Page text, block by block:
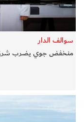
وثائقيات الخور
فن وثقافة
كوكب دبي
فيديو
سوالف الدار
منخفض جوي يضرب شرق